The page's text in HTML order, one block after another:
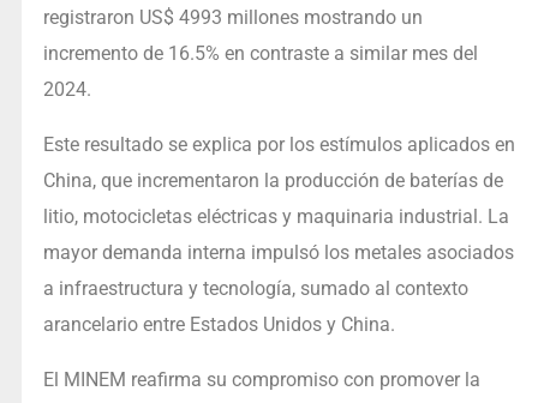
registraron US$ 4993 millones mostrando un
incremento de 16.5% en contraste a similar mes del
2024.
Este resultado se explica por los estímulos aplicados en
China, que incrementaron la producción de baterías de
litio, motocicletas eléctricas y maquinaria industrial. La
mayor demanda interna impulsó los metales asociados
a infraestructura y tecnología, sumado al contexto
arancelario entre Estados Unidos y China.
El MINEM reafirma su compromiso con promover la